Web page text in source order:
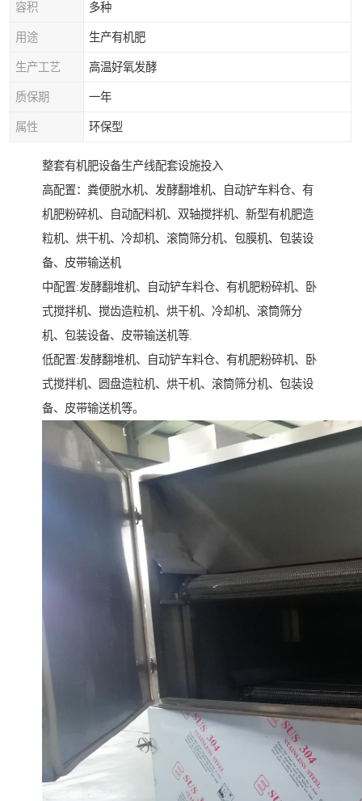
容积 多种
用途 生产有机肥
生产工艺 高温好氧发酵
质保期 一年
属性 环保型
整套有机肥设备生产线配套设施投入
高配置：粪便脱水机、发酵翻堆机、自动铲车料仓、有
机肥粉碎机、自动配料机、双轴搅拌机、新型有机肥造
粒机、烘干机、冷却机、滚筒筛分机、包膜机、包装设
备、皮带输送机
中配置:发酵翻堆机、自动铲车料仓、有机肥粉碎机、卧
式搅拌机、搅齿造粒机、烘干机、冷却机、滚筒筛分
机、包装设备、皮带输送机等.
低配置:发酵翻堆机、自动铲车料仓、有机肥粉碎机、卧
式搅拌机、圆盘造粒机、烘干机、滚筒筛分机、包装设
备、皮带输送机等。